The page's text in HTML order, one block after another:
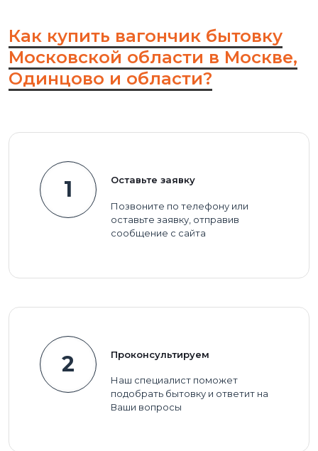
Как купить вагончик бытовку
Московской области в Москве,
Одинцово и области?
1 Оставьте заявку
Позвоните по телефону или
оставьте заявку, отправив
сообщение с сайта
2 Проконсультируем
Наш специалист поможет
подобрать бытовку и ответит на
Ваши вопросы